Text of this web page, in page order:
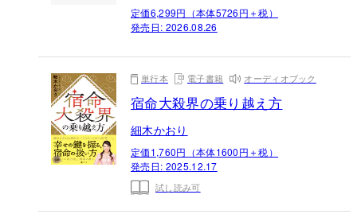
定価6,299円（本体5726円＋税）
発売日: 2026.08.26
単行本 電子書籍 オーディオブック
宿命大殺界の乗り越え方
細木かおり
定価1,760円（本体1600円＋税）
発売日: 2025.12.17
試し読み可